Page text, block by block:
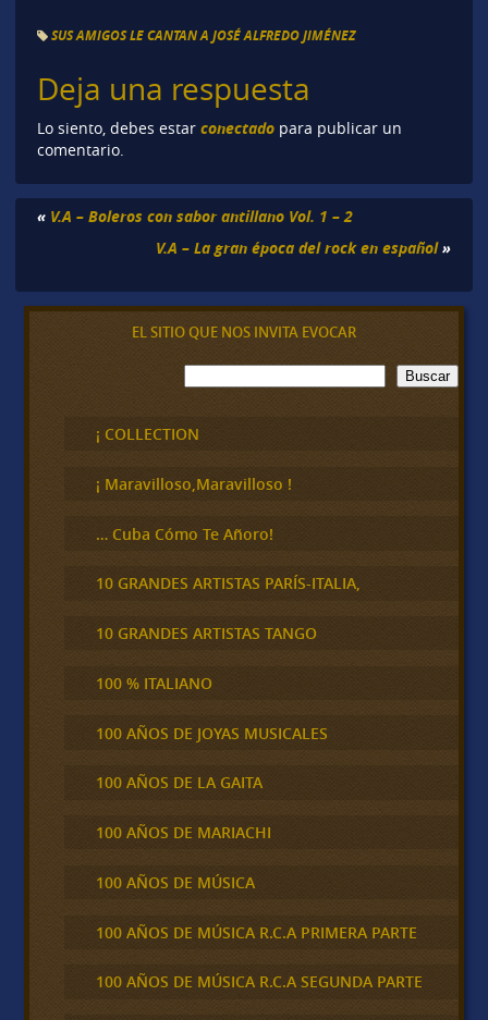
SUS AMIGOS LE CANTAN A JOSÉ ALFREDO JIMÉNEZ
Deja una respuesta
Lo siento, debes estar conectadopara publicar un
comentario.
« V.A – Boleros con sabor antillano Vol. 1 – 2
V.A – La gran época del rock en español»
EL SITIO QUE NOS INVITA EVOCAR
B
u
c
a
Buscar
¡ COLLECTION
¡ Maravilloso,Maravilloso !
… Cuba Cómo Te Añoro!
10 GRANDES ARTISTAS PARÍS-ITALIA,
10 GRANDES ARTISTAS TANGO
100 % ITALIANO
100 AÑOS DE JOYAS MUSICALES
100 AÑOS DE LA GAITA
100 AÑOS DE MARIACHI
100 AÑOS DE MÚSICA
100 AÑOS DE MÚSICA R.C.A PRIMERA PARTE
100 AÑOS DE MÚSICA R.C.A SEGUNDA PARTE